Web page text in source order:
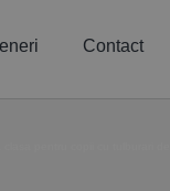
Contact